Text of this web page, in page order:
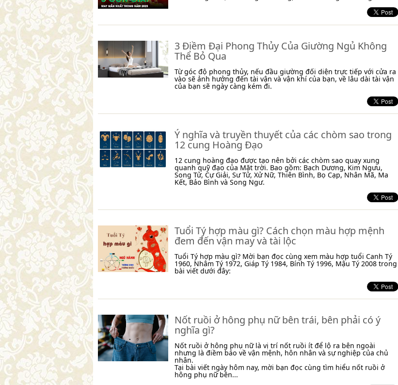
3 Điềm Đại Phong Thủy Của Giường Ngủ Không
Thể Bỏ Qua
Từ góc độ phong thủy, nếu đầu giường đối diện trực tiếp với cửa ra
vào sẽ ảnh hưởng đến tài vận và vận khí của bạn, về lâu dài tài vận
của bạn sẽ ngày càng kém đi.
Ý nghĩa và truyền thuyết của các chòm sao trong
12 cung Hoàng Đạo
12 cung hoàng đạo được tạo nên bởi các chòm sao quay xung
quanh quỹ đạo của Mặt trời. Bao gồm: Bạch Dương, Kim Ngưu,
Song Tử, Cự Giải, Sư Tử, Xử Nữ, Thiên Bình, Bọ Cạp, Nhân Mã, Ma
Kết, Bảo Bình và Song Ngư.
Tuổi Tý hợp màu gì? Cách chọn màu hợp mệnh
đem đến vận may và tài lộc
Tuổi Tý hợp màu gì? Mời bạn đọc cùng xem màu hợp tuổi Canh Tý
1960, Nhâm Tý 1972, Giáp Tý 1984, Bính Tý 1996, Mậu Tý 2008 trong
bài viết dưới đây:
Nốt ruồi ở hông phụ nữ bên trái, bên phải có ý
nghĩa gì?
Nốt ruồi ở hông phụ nữ là vị trí nốt ruồi ít để lộ ra bên ngoài
nhưng là điềm báo về vận mệnh, hôn nhân và sự nghiệp của chủ
nhân.
Tại bài viết ngày hôm nay, mời bạn đọc cùng tìm hiểu nốt ruồi ở
hông phụ nữ bên...